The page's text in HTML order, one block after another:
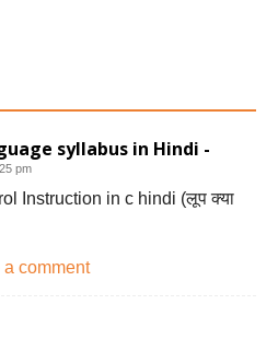
syllabus in Hindi -
pm
Instruction in c hindi (लूप क्या
a comment